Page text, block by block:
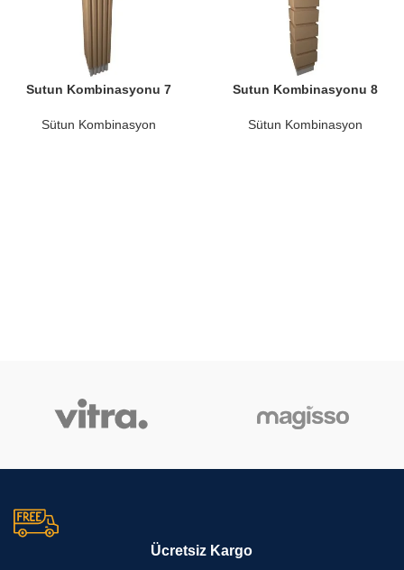
Sutun Kombinasyonu 7
Sütun Kombinasyon
Sutun Kombinasyonu 8
Sütun Kombinasyon
Ücretsiz Kargo